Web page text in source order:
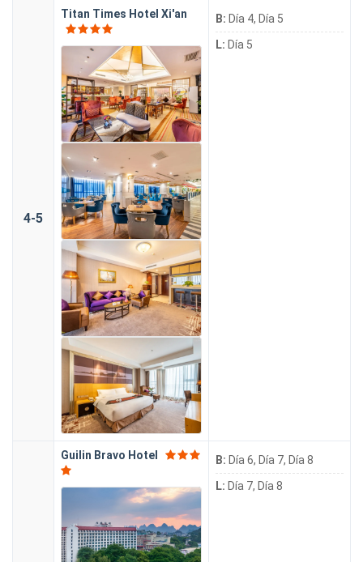
4-5
Titan Times Hotel Xi'an B: Día 4, Día 5
L: Día 5
Guilin Bravo Hotel B: Día 6, Día 7, Día 8
L: Día 7, Día 8